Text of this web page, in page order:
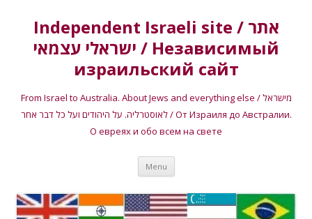
Independent Israeli site / אתר
ישראלי עצמאי / Независимый
израильский сайт
From Israel to Australia. About Jews and everything else / מישראל
לאוסטרליה. על היהודים ועל כל דבר אחר / От Израиля до Австралии.
О евреях и обо всем на свете
Menu Skip
content